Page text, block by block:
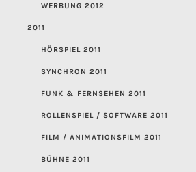
WERBUNG 2012
2011
HÖRSPIEL 2011
SYNCHRON 2011
FUNK & FERNSEHEN 2011
ROLLENSPIEL / SOFTWARE 2011
FILM / ANIMATIONSFILM 2011
BÜHNE 2011